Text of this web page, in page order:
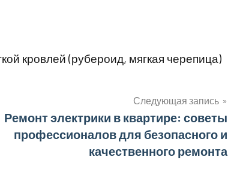
кровлей (рубероид, мягкая черепица)
Следующая запись
Ремонт электрики в квартире: советы
профессионалов для безопасного и
качественного ремонта